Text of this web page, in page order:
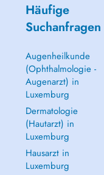
Häufige
Suchanfragen
Augenheilkunde
(Ophthalmologie -
Augenarzt) in
Luxemburg
Dermatologie
(Hautarzt) in
Luxemburg
Hausarzt in
Luxemburg